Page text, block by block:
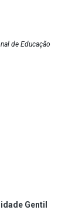
de Educação
Gentil